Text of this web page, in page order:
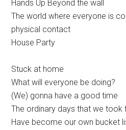
Hands Up Beyond the wall
The world where everyone is
physical contact
House Party
Stuck at home
What will everyone be doing?
(We) gonna have a good time
The ordinary days that we took
Have become our own bucket